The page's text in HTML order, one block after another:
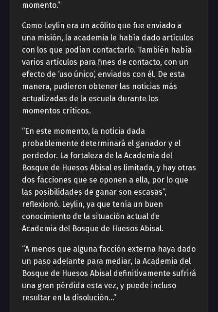
momento.”
Como Leylin era un acólito que fue enviado a
una misión, la academia le había dado artículos
con los que podían contactarlo. También había
varios artículos para fines de contacto, con un
efecto de ‘uso único’, enviados con él. De esta
manera, pudieron obtener las noticias más
actualizadas de la escuela durante los
momentos críticos.
“En este momento, la noticia dada
probablemente determinará el ganador y el
perdedor. La fortaleza de la Academia del
Bosque de Huesos Abisal es limitada, y hay otras
dos facciones que se oponen a ella, por lo que
las posibilidades de ganar son escasas”,
reflexionó. Leylin, ya que tenía un buen
conocimiento de la situación actual de
Academia del Bosque de Huesos Abisal.
“A menos que alguna facción externa haya dado
un paso adelante para mediar, la Academia del
Bosque de Huesos Abisal definitivamente sufrirá
una gran pérdida esta vez, y puede incluso
resultar en la disolución…”